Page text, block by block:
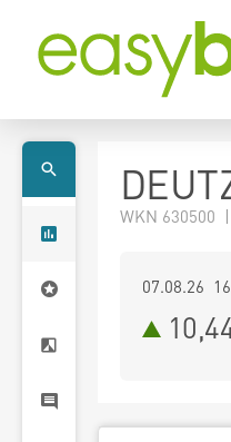
WKN 630500
07.08.26